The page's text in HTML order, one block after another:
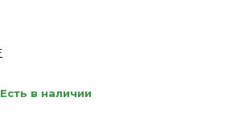
Есть в наличии